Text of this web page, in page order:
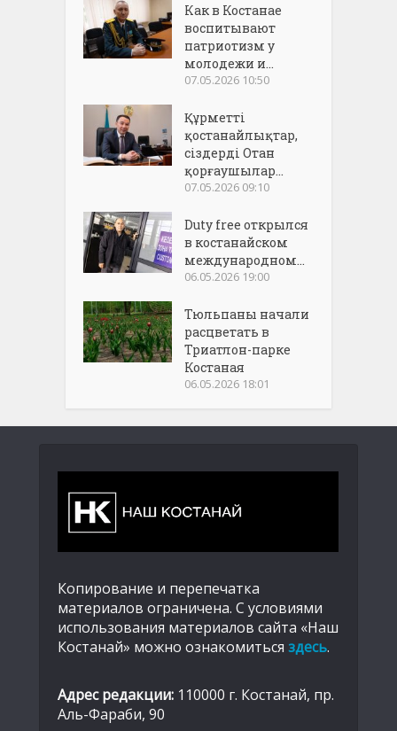
Как в Костанае
воспитывают
патриотизм у
молодежи и...
07.05.2026 10:50
Құрметті
қостанайлықтар,
сіздерді Отан
қорғаушылар...
07.05.2026 09:10
Duty free открылся
в костанайском
международном...
06.05.2026 19:00
Тюльпаны начали
расцветать в
Триатлон-парке
Костаная
06.05.2026 18:01
Копирование и перепечатка
материалов ограничена. С условиями
использования материалов сайта «Наш
Костанай» можно ознакомиться здесь.
Адрес редакции: 110000 г. Костанай, пр.
Аль-Фараби, 90